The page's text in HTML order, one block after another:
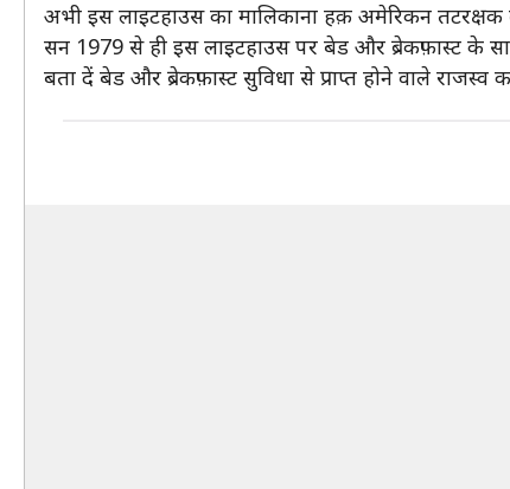
अभी इस लाइटहाउस का मालिकाना हक़ अमेरिकन
सन 1979 से ही इस लाइटहाउस पर बेड और ब्रेकफ़ास्ट के
बता दें बेड और ब्रेकफ़ास्ट सुविधा से प्राप्त होने वाले